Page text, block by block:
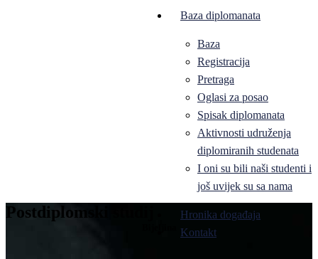
Baza diplomanata
Baza
Registracija
Pretraga
Oglasi za posao
Spisak diplomanata
Aktivnosti udruženja
diplomiranih studenata
I oni su bili naši studenti i
još uvijek su sa nama
Hronika događaja
Kontakt
Postdiplomski studij